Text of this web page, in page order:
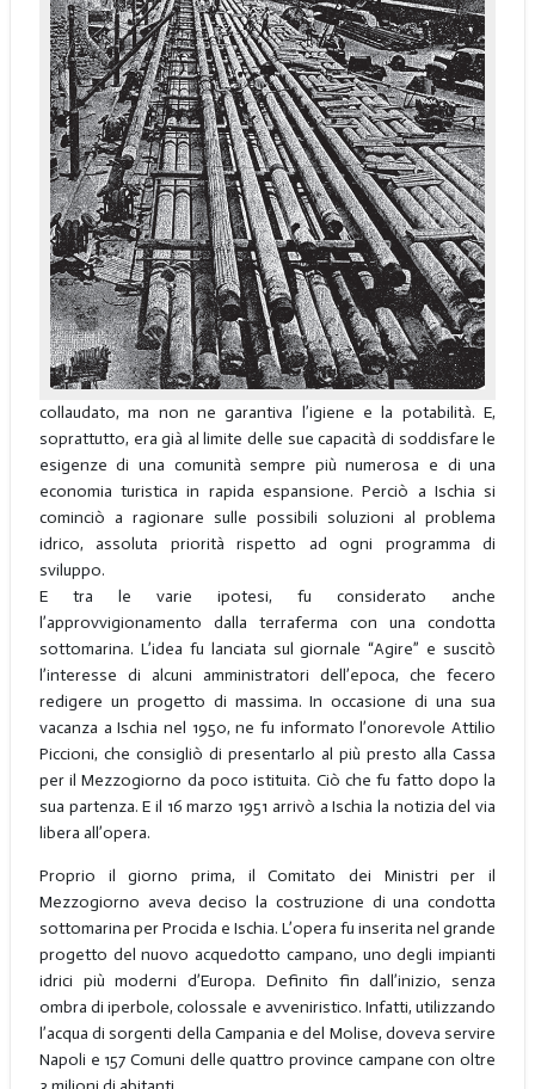
collaudato, ma non ne garantiva l’igiene e la potabilità. E,
soprattutto, era già al limite delle sue capacità di soddisfare le
esigenze di una comunità sempre più numerosa e di una
economia turistica in rapida espansione. Perciò a Ischia si
cominciò a ragionare sulle possibili soluzioni al problema
idrico, assoluta priorità rispetto ad ogni programma di
sviluppo.
E tra le varie ipotesi, fu considerato anche
l’approvvigionamento dalla terraferma con una condotta
sottomarina. L’idea fu lanciata sul giornale “Agire” e suscitò
l’interesse di alcuni amministratori dell’epoca, che fecero
redigere un progetto di massima. In occasione di una sua
vacanza a Ischia nel 1950, ne fu informato l’onorevole Attilio
Piccioni, che consigliò di presentarlo al più presto alla Cassa
per il Mezzogiorno da poco istituita. Ciò che fu fatto dopo la
sua partenza. E il 16 marzo 1951 arrivò a Ischia la notizia del via
libera all’opera.
Proprio il giorno prima, il Comitato dei Ministri per il
Mezzogiorno aveva deciso la costruzione di una condotta
sottomarina per Procida e Ischia. L’opera fu inserita nel grande
progetto del nuovo acquedotto campano, uno degli impianti
idrici più moderni d’Europa. Definito fin dall’inizio, senza
ombra di iperbole, colossale e avveniristico. Infatti, utilizzando
l’acqua di sorgenti della Campania e del Molise, doveva servire
Napoli e 157 Comuni delle quattro province campane con oltre